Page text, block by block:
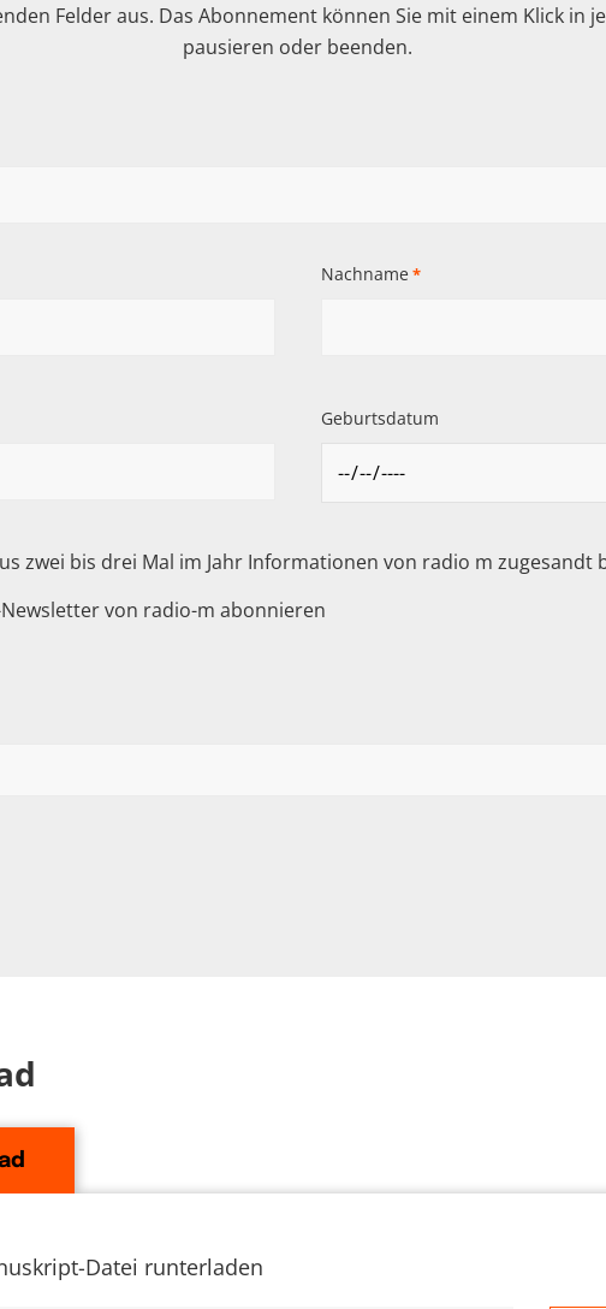
Felder aus. Das Abonnement können Sie mit einem Klick in
pausieren oder beenden.
Nachname *
Geburtsdatum
zwei bis drei Mal im Jahr Informationen von radio m zugesandt
von radio-m abonnieren
Datei runterladen